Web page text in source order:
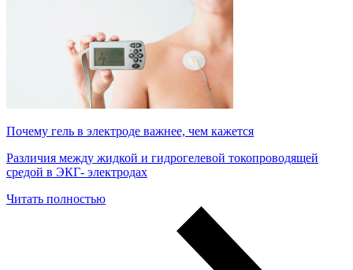
Почему гель в электроде важнее, чем кажется
Различия между жидкой и гидрогелевой токопроводящей
средой в ЭКГ- электродах
Читать полностью